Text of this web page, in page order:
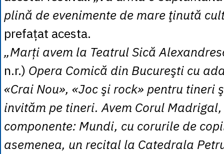
plină de evenimente de mare ţinută
prefațat acesta.
„Marți avem la Teatrul Sică
n.r.) Opera Comică din Bucureşti cu
«Crai Nou», «Joc şi rock» pentru tineri
invităm pe tineri. Avem Corul
componente: Mundi, cu corurile de
asemenea, un recital la Catedrala